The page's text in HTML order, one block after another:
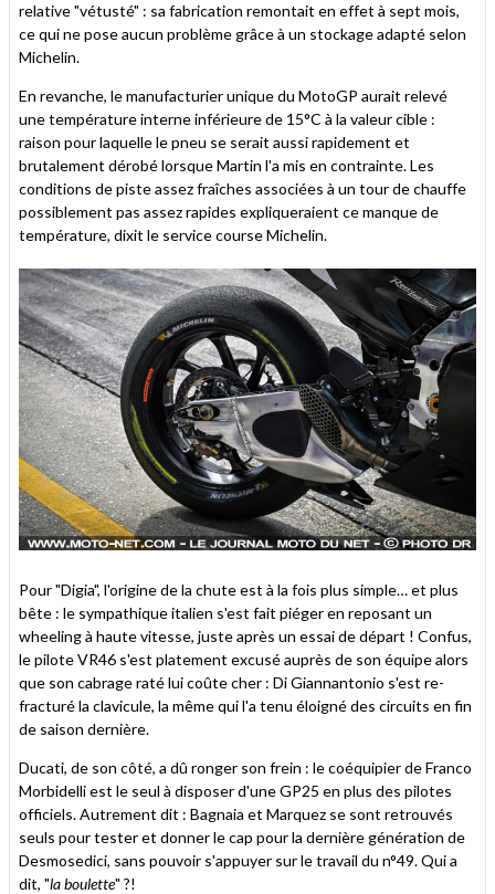
relative "vétusté" : sa fabrication remontait en effet à sept mois,
ce qui ne pose aucun problème grâce à un stockage adapté selon
Michelin.
En revanche, le manufacturier unique du MotoGP aurait relevé
une température interne inférieure de 15°C à la valeur cible :
raison pour laquelle le pneu se serait aussi rapidement et
brutalement dérobé lorsque Martin l'a mis en contrainte. Les
conditions de piste assez fraîches associées à un tour de chauffe
possiblement pas assez rapides expliqueraient ce manque de
température, dixit le service course Michelin.
Pour "Digia", l'origine de la chute est à la fois plus simple… et plus
bête : le sympathique italien s'est fait piéger en reposant un
wheeling à haute vitesse, juste après un essai de départ ! Confus,
le pilote VR46 s'est platement excusé auprès de son équipe alors
que son cabrage raté lui coûte cher : Di Giannantonio s'est re-
fracturé la clavicule, la même qui l'a tenu éloigné des circuits en fin
de saison dernière.
Ducati, de son côté, a dû ronger son frein : le coéquipier de Franco
Morbidelli est le seul à disposer d'une GP25 en plus des pilotes
officiels. Autrement dit : Bagnaia et Marquez se sont retrouvés
seuls pour tester et donner le cap pour la dernière génération de
Desmosedici, sans pouvoir s'appuyer sur le travail du n°49. Qui a
dit, "la boulette" ?!